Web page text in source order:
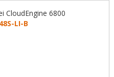
CloudEngine 6800
LI-B